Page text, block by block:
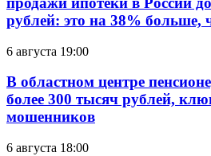
рублей: это на 38% больше,
6 августа 19:00
В областном центре
более 300 тысяч рублей,
мошенников
6 августа 18:00